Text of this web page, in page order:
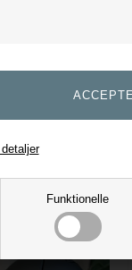
Funktionelle
DKK
omk. tilægges